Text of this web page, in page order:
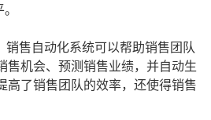
销售自动化系统可以帮助销售团队
售机会、预测销售业绩，并自动生
高了销售团队的效率，还使得销售